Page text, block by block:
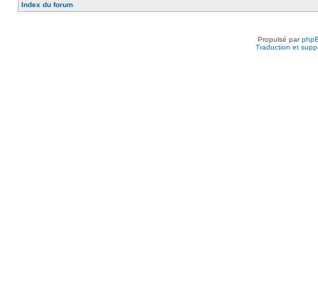
Index du forum
Propulsé par
Traduction et